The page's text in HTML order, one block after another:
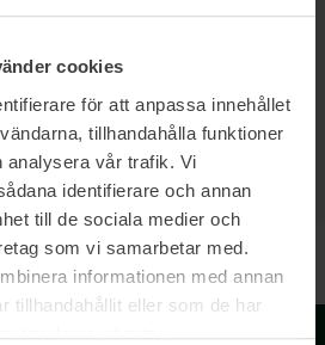
cookies
för att anpassa innehållet
tillhandahålla funktioner
analysera vår trafik. Vi
identifierare och annan
till de sociala medier och
som vi samarbetar med.
informationen med annan
tillhandahållit eller som de har
deras tjänster.